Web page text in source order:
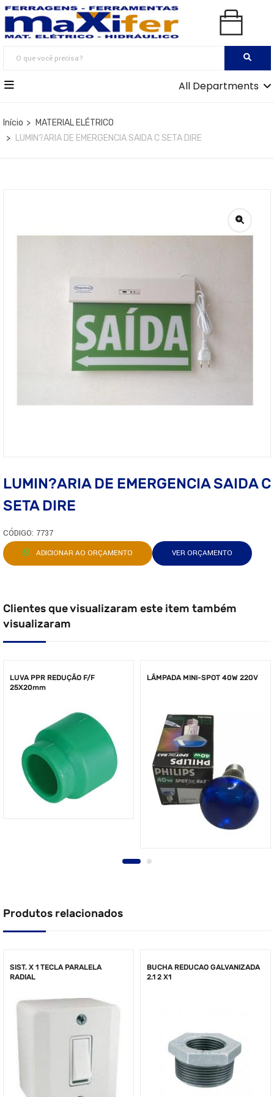
All Departments
Início
MATERIAL ELÉTRICO
LUMIN?ARIA DE EMERGENCIA SAIDA C SETA DIRE
LUMIN?ARIA DE EMERGENCIA SAIDA C
SETA DIRE
CÓDIGO: 7737
ADICIONAR AO ORÇAMENTO VER ORÇAMENTO
Clientes que visualizaram este item também
visualizaram
LUVA PPR REDUÇÃO F/F
25X20mm
LÂMPADA MINI-SPOT 40W 220V
Produtos relacionados
SIST. X 1 TECLA PARALELA
RADIAL
BUCHA REDUCAO GALVANIZADA
2.1 2 X1